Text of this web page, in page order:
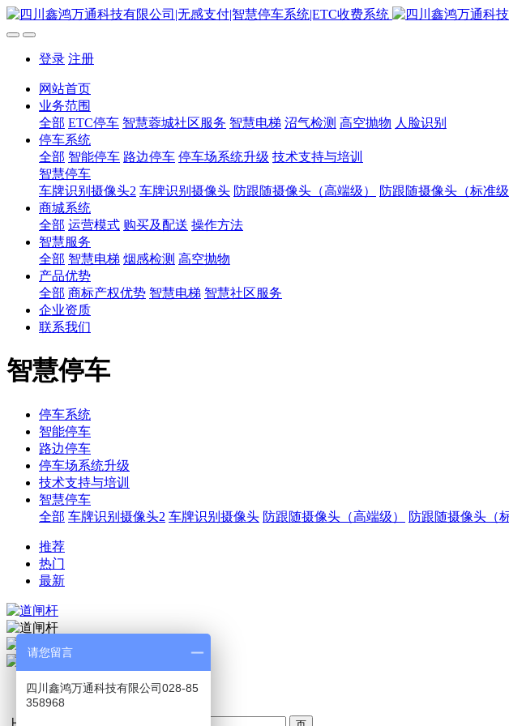
登录 注册
网站首页
业务范围
全部 ETC停车 智慧蓉城社区服务 智慧电梯 沼气检测 高空抛物 人脸识别
停车系统
全部 智能停车 路边停车 停车场系统升级 技术支持与培训
智慧停车
车牌识别摄像头2 车牌识别摄像头 防跟随摄像头（高端级） 防跟随摄像头（标准级
商城系统
全部 运营模式 购买及配送 操作方法
智慧服务
全部 智慧电梯 烟感检测 高空抛物
产品优势
全部 商标产权优势 智慧电梯 智慧社区服务
企业资质
联系我们
智慧停车
停车系统
智能停车
路边停车
停车场系统升级
技术支持与培训
智慧停车
全部 车牌识别摄像头2 车牌识别摄像头 防跟随摄像头（高端级） 防跟随摄像头（
推荐
热门
最新
请您留言
四川鑫鸿万通科技有限公司028-85
358968